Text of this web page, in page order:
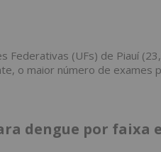
Federativas (UFs) de Piauí
o maior número de exames
dengue por faixa